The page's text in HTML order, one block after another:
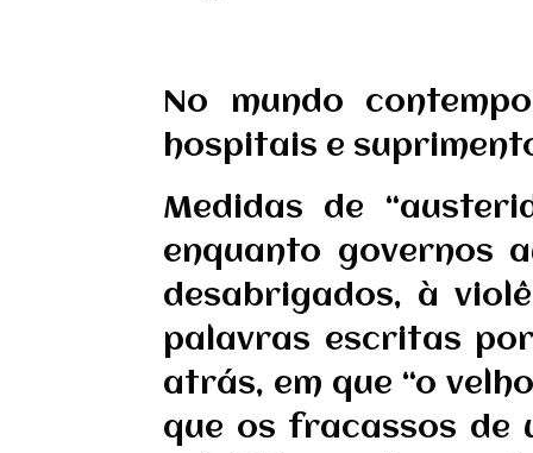
No mundo
hospitais e
Medidas de
enquanto governos
desabrigados, à
palavras escritas
atrás, em que “o
que os fracassos de